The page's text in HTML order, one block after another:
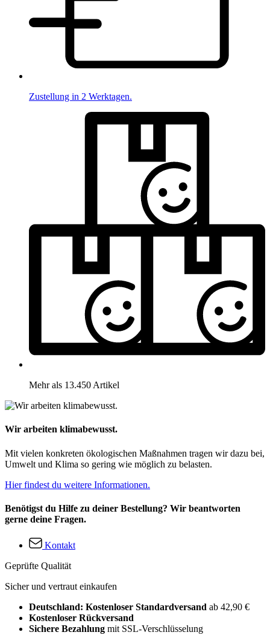
Zustellung in 2 Werktagen.
Mehr als 13.450 Artikel
Wir arbeiten klimabewusst.
Mit vielen konkreten ökologischen Maßnahmen tragen wir dazu bei,
Umwelt und Klima so gering wie möglich zu belasten.
Hier findest du weitere Informationen.
Benötigst du Hilfe zu deiner Bestellung? Wir beantworten
gerne deine Fragen.
Kontakt
Geprüfte Qualität
Sicher und vertraut einkaufen
Deutschland: Kostenloser Standardversand ab 42,90 €
Kostenloser Rückversand
Sichere Bezahlung mit SSL-Verschlüsselung